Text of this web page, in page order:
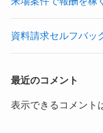
資料請求セルフバッ
最近のコメント
表示できるコメント